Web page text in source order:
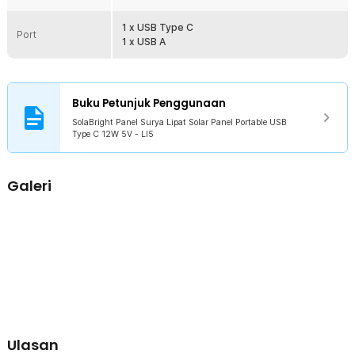
ke mana saja. Dilengkapi lubang gantungan dan climbing clip
bawaan, Anda bisa menggantungnya di tas ransel atau
Kelengkapan Produk
Rincian yang Anda dapatkan untuk pembelian produk ini:
1 x Panduan Penggunaan
Port
1 x USB Type C
1 x USB A
Buku Petunjuk Penggunaan
SolaBright Panel Surya Lipat Solar Panel Portable USB
Type C 12W 5V - LI5
Galeri
Ulasan